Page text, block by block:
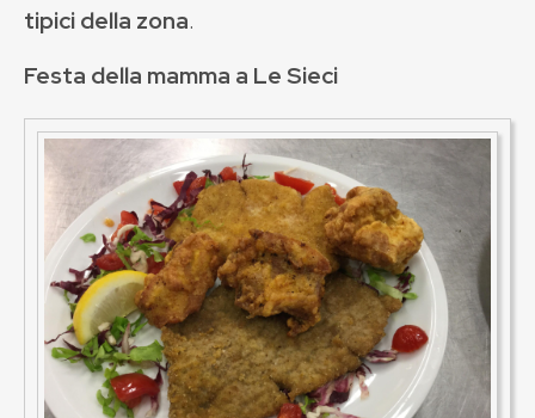
tipici della zona.
Festa della mamma a Le Sieci